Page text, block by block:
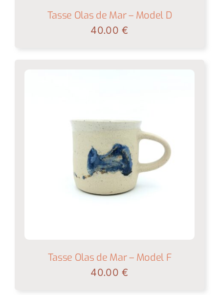
Tasse Olas de Mar – Model D
40.00€
Tasse Olas de Mar – Model F
40.00€